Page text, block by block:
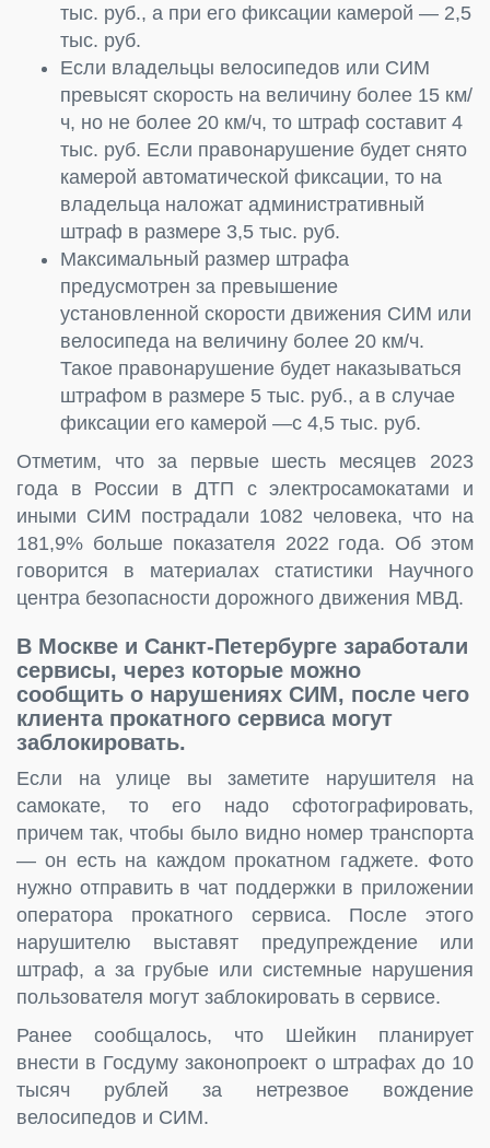
тыс. руб., а при его фиксации камерой — 2,5
тыс. руб.
Если владельцы велосипедов или СИМ
превысят скорость на величину более 15 км/
ч, но не более 20 км/ч, то штраф составит 4
тыс. руб. Если правонарушение будет снято
камерой автоматической фиксации, то на
владельца наложат административный
штраф в размере 3,5 тыс. руб.
Максимальный размер штрафа
предусмотрен за превышение
установленной скорости движения СИМ или
велосипеда на величину более 20 км/ч.
Такое правонарушение будет наказываться
штрафом в размере 5 тыс. руб., а в случае
фиксации его камерой —с 4,5 тыс. руб.
Отметим, что за первые шесть месяцев 2023
года в России в ДТП с электросамокатами и
иными СИМ пострадали 1082 человека, что на
181,9% больше показателя 2022 года. Об этом
говорится в материалах статистики Научного
центра безопасности дорожного движения МВД.
В Москве и Санкт-Петербурге заработали
сервисы, через которые можно
сообщить о нарушениях СИМ, после чего
клиента прокатного сервиса могут
заблокировать.
Если на улице вы заметите нарушителя на
самокате, то его надо сфотографировать,
причем так, чтобы было видно номер транспорта
— он есть на каждом прокатном гаджете. Фото
нужно отправить в чат поддержки в приложении
оператора прокатного сервиса. После этого
нарушителю выставят предупреждение или
штраф, а за грубые или системные нарушения
пользователя могут заблокировать в сервисе.
Ранее сообщалось, что Шейкин планирует
внести в Госдуму законопроект о штрафах до 10
тысяч рублей за нетрезвое вождение
велосипедов и СИМ.